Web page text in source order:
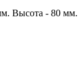
Высота - 80 мм.